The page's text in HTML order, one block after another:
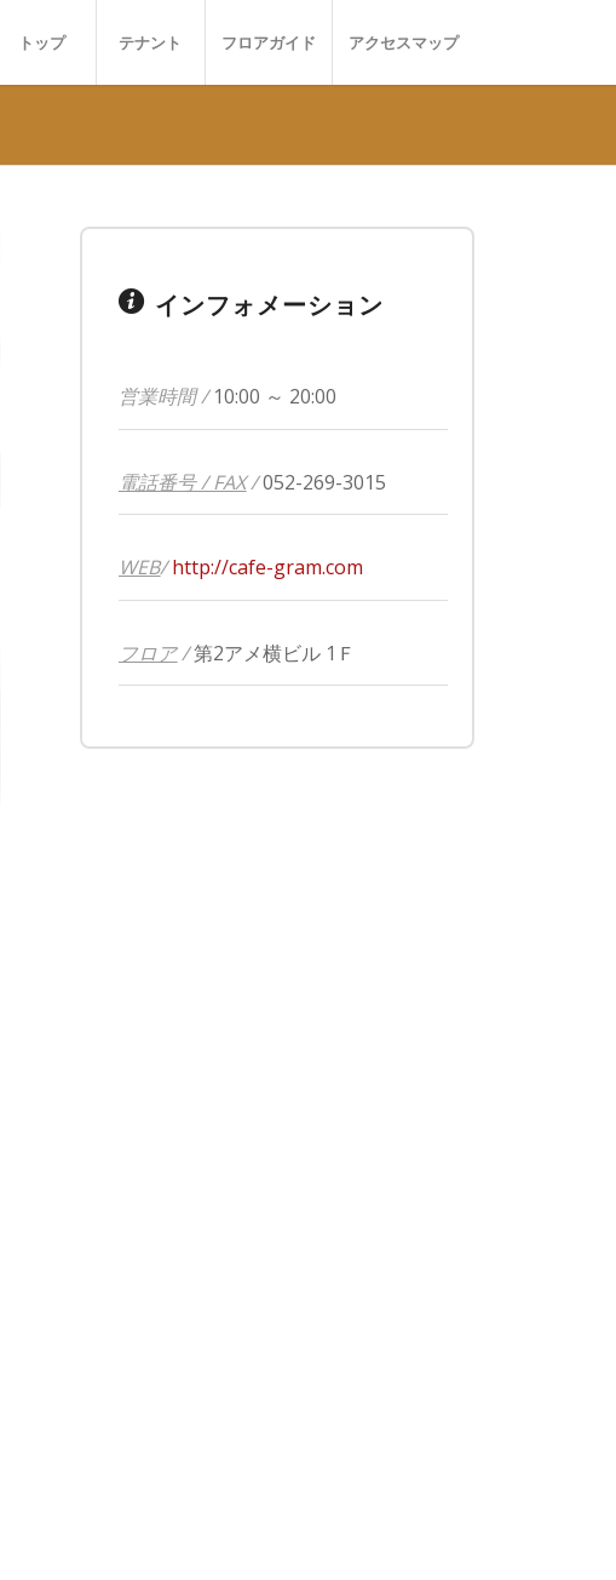
トップ テナント フロアガイド アクセスマップ
インフォメーション
営業時間 /10:00 ～ 20:00
電話番号 / FAX/052-269-3015
WEB/http://cafe-gram.com
フロア/第2アメ横ビル 1Ｆ